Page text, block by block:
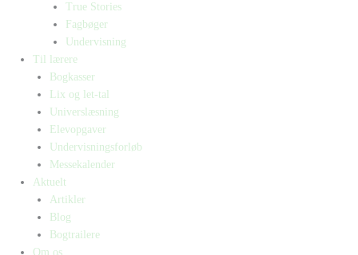
True Stories
Fagbøger
Undervisning
Til lærere
Bogkasser
Lix og let-tal
Universlæsning
Elevopgaver
Undervisningsforløb
Messekalender
Aktuelt
Artikler
Blog
Bogtrailere
Om os